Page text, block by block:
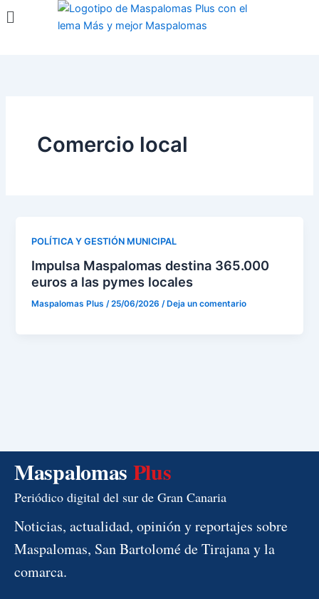
Menú
Comercio local
POLÍTICA Y GESTIÓN MUNICIPAL
Impulsa Maspalomas destina 365.000
euros a las pymes locales
Maspalomas Plus/25/06/2026/ Deja un comentario
Maspalomas Plus
Periódico digital del sur de Gran Canaria
Noticias, actualidad, opinión y reportajes sobre
Maspalomas, San Bartolomé de Tirajana y la
comarca.